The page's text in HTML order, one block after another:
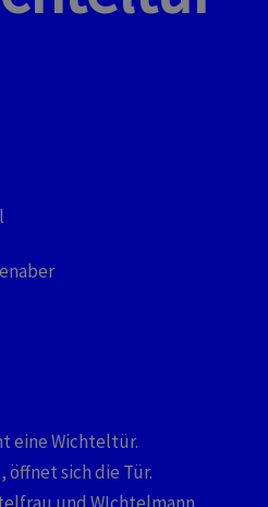
eine Wichteltür.
sich die Tür.